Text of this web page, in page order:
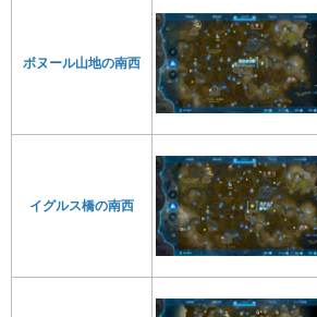
ボヌール山地の南西
イグルス橋の南西